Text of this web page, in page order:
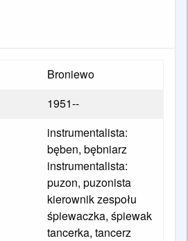
Broniewo
1951--
instrumentalista:
bęben, bębniarz
instrumentalista:
puzon, puzonista
kierownik zespołu
śpiewaczka, śpiewak
tancerka, tancerz